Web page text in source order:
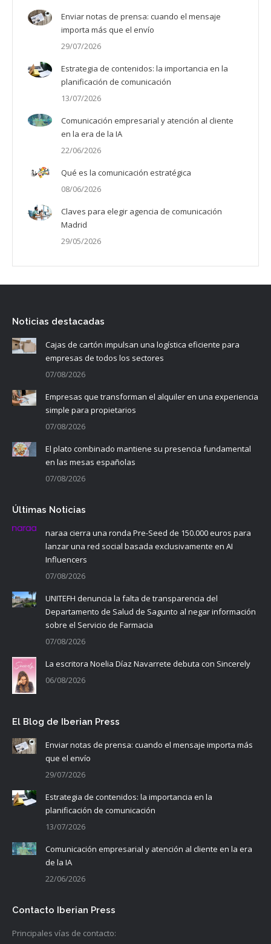
Enviar notas de prensa: cuando el mensaje
importa más que el envío
29/07/2026
Estrategia de contenidos: la importancia en la
planificación de comunicación
13/07/2026
Comunicación empresarial y atención al cliente
en la era de la IA
22/06/2026
Qué es la comunicación estratégica
08/06/2026
Claves para elegir agencia de comunicación
Madrid
29/05/2026
Noticias destacadas
Cajas de cartón impulsan una logística eficiente para
empresas de todos los sectores
07/08/2026
Empresas que transforman el alquiler en una experiencia
simple para propietarios
07/08/2026
El plato combinado mantiene su presencia fundamental
en las mesas españolas
07/08/2026
Últimas Noticias
naraa cierra una ronda Pre-Seed de 150.000 euros para
lanzar una red social basada exclusivamente en AI
Influencers
07/08/2026
UNITEFH denuncia la falta de transparencia del
Departamento de Salud de Sagunto al negar información
sobre el Servicio de Farmacia
07/08/2026
La escritora Noelia Díaz Navarrete debuta con Sincerely
06/08/2026
El Blog de Iberian Press
Enviar notas de prensa: cuando el mensaje importa más
que el envío
29/07/2026
Estrategia de contenidos: la importancia en la
planificación de comunicación
13/07/2026
Comunicación empresarial y atención al cliente en la era
de la IA
22/06/2026
Contacto Iberian Press
Principales vías de contacto: